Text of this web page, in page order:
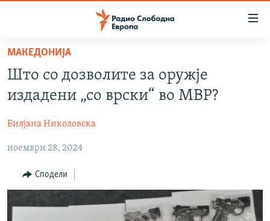
Оди
содржината
Оди
главната
Премини
ВЕСТИ
ШТО ТРЕБА ДА ЗНАЕТЕ
ПРИЈАВИ СЕ ЗА ЊУЗЛЕТЕР
ПОДКАСТ ЗОШТО?
МАКЕДОНИЈА
Што со дозволите за оружје
издадени „со врски“ во МВР?
Билјана Николовска
ноември 28, 2024
Сподели